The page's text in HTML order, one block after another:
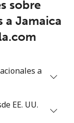
sobre
a Jamaica
a
EE. UU.